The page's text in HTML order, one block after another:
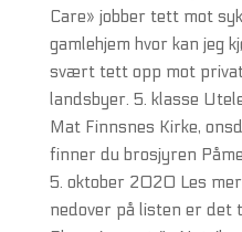
Care» jobber tett mot
gamlehjem hvor kan jeg
svært tett opp mot
landsbyer. 5. klasse
Mat Finnsnes Kirke,
finner du brosjyren
5. oktober 2020 Les
nedover på listen er det